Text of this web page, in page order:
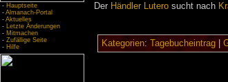
- Hauptseite
- Almanach-Portal
- Aktuelles
- Letzte Änderungen
- Mitmachen
- Zufällige Seite
- Hilfe
Der Händler Luterosucht nach
Kategorien: Tagebucheintrag|